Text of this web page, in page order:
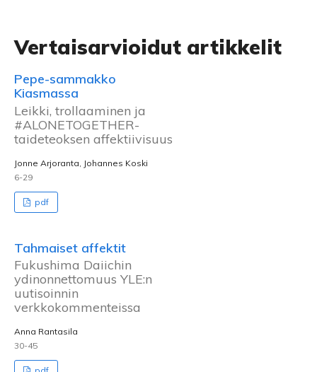
Vertaisarvioidut artikkelit
Pepe-sammakko
Kiasmassa
Leikki, trollaaminen ja
#ALONETOGETHER-
taideteoksen affektiivisuus
Jonne Arjoranta, Johannes Koski
6-29
pdf
Tahmaiset affektit
Fukushima Daiichin
ydinonnettomuus YLE:n
uutisoinnin
verkkokommenteissa
Anna Rantasila
30-45